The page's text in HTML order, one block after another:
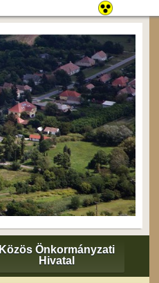
Közös Önkormányzati
Hivatal